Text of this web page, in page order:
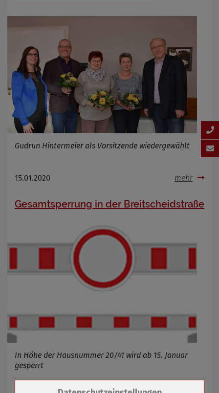
Gudrun Hintermeier als Vorsitzende wiedergewählt
15.01.2020 mehr
Gesamtsperrung in der Breitscheidstraße
In Höhe der Hausnummer 20/41 wird ab 15. Januar
gesperrt
Zum Betrieb der Seite notwendige Cookies /